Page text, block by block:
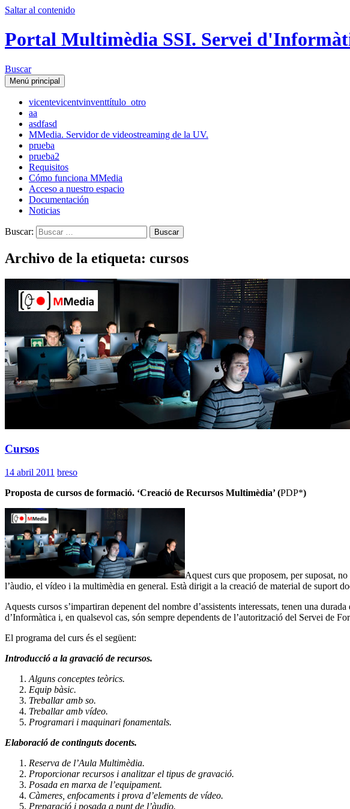
Saltar al contenido
Portal Multimèdia SSI. Servei
Buscar
Menú principal
vicentevicentvinventtítulo_otro
aa
asdfasd
MMedia. Servidor de videostreaming de la UV.
prueba
prueba2
Requisitos
Cómo funciona MMedia
Acceso a nuestro espacio
Documentación
Noticias
Buscar:
Archivo de la etiqueta: cursos
Cursos
14 abril 2011 breso
Proposta de cursos de formació. ‘Creació de Recursos Multimèdia’ (PDP*)
Aquest curs que proposem, per suposat,
l’àudio, el vídeo i la multimèdia en general. Està dirigit a la creació de material de suport
Aquests cursos s’impartiran depenent del nombre d’assistents interessats, tenen una
d’Informàtica i, en qualsevol cas, són sempre dependents de l’autorització del Servei de
El programa del curs és el següent:
Introducció a la gravació de recursos.
Alguns conceptes teòrics.
Equip bàsic.
Treballar amb so.
Treballar amb vídeo.
Programari i maquinari fonamentals.
Elaboració de continguts docents.
Reserva de l’Aula Multimèdia.
Proporcionar recursos i analitzar el tipus de gravació.
Posada en marxa de l’equipament.
Càmeres, enfocaments i prova d’elements de vídeo.
Preparació i posada a punt de l’àudio.